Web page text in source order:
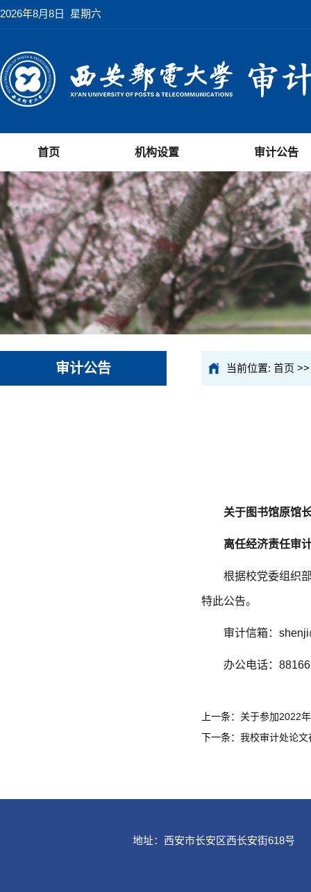
2026年8月8日 星期六
首页 机构设置 审计公告
审计公告 当前位置: 首页
关于图书馆原馆
离任经济责任审
根据校党委组织
特此公告。
审计信箱：
办公电话：
上一条： 关于参加2022
下一条： 我校审计处论
地址：西安市长安区西长安街618号